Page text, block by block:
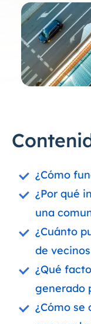
¿Cómo
¿Por qué
una
¿Cuánto
de
¿Qué
generado
¿Cómo se